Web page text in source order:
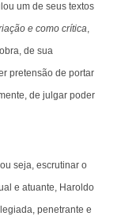
um de seus textos
e como crítica,
de sua
pretensão de portar
de julgar poder
seja, escrutinar o
e atuante, Haroldo
penetrante e